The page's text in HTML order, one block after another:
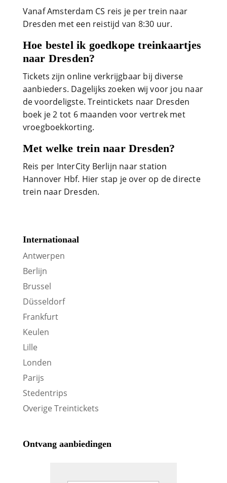
Vanaf Amsterdam CS reis je per trein naar
Dresden met een reistijd van 8:30 uur.
Hoe bestel ik goedkope treinkaartjes
naar Dresden?
Tickets zijn online verkrijgbaar bij diverse
aanbieders. Dagelijks zoeken wij voor jou naar
de voordeligste. Treintickets naar Dresden
boek je 2 tot 6 maanden voor vertrek met
vroegboekkorting.
Met welke trein naar Dresden?
Reis per InterCity Berlijn naar station
Hannover Hbf. Hier stap je over op de directe
trein naar Dresden.
Internationaal
Antwerpen
Berlijn
Brussel
Düsseldorf
Frankfurt
Keulen
Lille
Londen
Parijs
Stedentrips
Overige Treintickets
Ontvang aanbiedingen